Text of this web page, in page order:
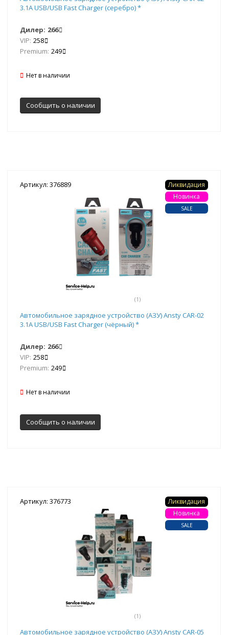
3.1A USB/USB Fast Charger (серебро) *
Дилер: 266
VIP: 258
Premium: 249
Нет в наличии
Сообщить о наличии
Артикул: 376889
(1)
Ликвидация
Новинка
SALE
Автомобильное зарядное устройство (АЗУ) Ansty CAR-02
3.1A USB/USB Fast Charger (чёрный) *
Дилер: 266
VIP: 258
Premium: 249
Нет в наличии
Сообщить о наличии
Артикул: 376773
(1)
Ликвидация
Новинка
SALE
Автомобильное зарядное устройство (АЗУ) Ansty CAR-05